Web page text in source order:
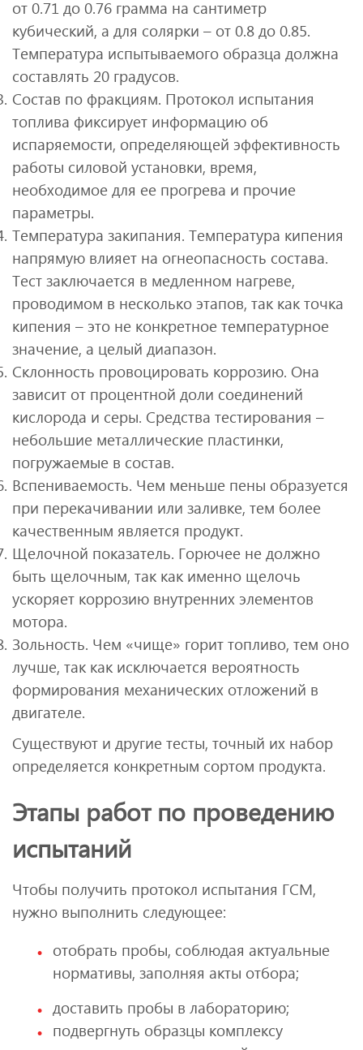
от 0.71 до 0.76 грамма на сантиметр
кубический, а для солярки – от 0.8 до 0.85.
Температура испытываемого образца должна
составлять 20 градусов.
Состав по фракциям. Протокол испытания
топлива фиксирует информацию об
испаряемости, определяющей эффективность
работы силовой установки, время,
необходимое для ее прогрева и прочие
параметры.
Температура закипания. Температура кипения
напрямую влияет на огнеопасность состава.
Тест заключается в медленном нагреве,
проводимом в несколько этапов, так как точка
кипения – это не конкретное температурное
значение, а целый диапазон.
Склонность провоцировать коррозию. Она
зависит от процентной доли соединений
кислорода и серы. Средства тестирования –
небольшие металлические пластинки,
погружаемые в состав.
Вспениваемость. Чем меньше пены образуется
при перекачивании или заливке, тем более
качественным является продукт.
Щелочной показатель. Горючее не должно
быть щелочным, так как именно щелочь
ускоряет коррозию внутренних элементов
мотора.
Зольность. Чем «чище» горит топливо, тем оно
лучше, так как исключается вероятность
формирования механических отложений в
двигателе.
Существуют и другие тесты, точный их набор
определяется конкретным сортом продукта.
Этапы работ по проведению
испытаний
Чтобы получить протокол испытания ГСМ,
нужно выполнить следующее:
отобрать пробы, соблюдая актуальные
нормативы, заполняя акты отбора;
доставить пробы в лабораторию;
подвергнуть образцы комплексу